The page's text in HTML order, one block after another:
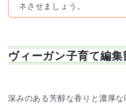
ネさせましょう。
ヴィーガン子育て編
深みのある芳醇な香りと濃厚な